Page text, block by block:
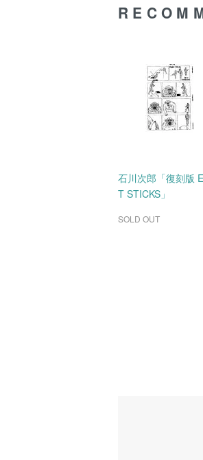
石川次郎「復刻版
T STICKS」
SOLD OUT